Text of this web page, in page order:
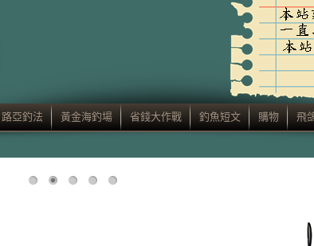
路亞釣法 黃金海釣場 省錢大作戰 釣魚短文 購物 飛